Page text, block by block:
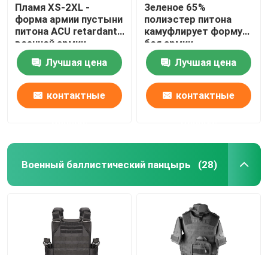
Пламя XS-2XL -
форма армии пустыни
питона ACU retardant
военной армии
камуфлирования
равномерная
Лучшая цена
контактные
Зеленое 65%
полиэстер питона
камуфлирует форму
боя армии
равномерную анти-
УЛЬТРАФИОЛЕТОВУЮ
военную
Лучшая цена
контактные
Военный баллистический панцырь (28)